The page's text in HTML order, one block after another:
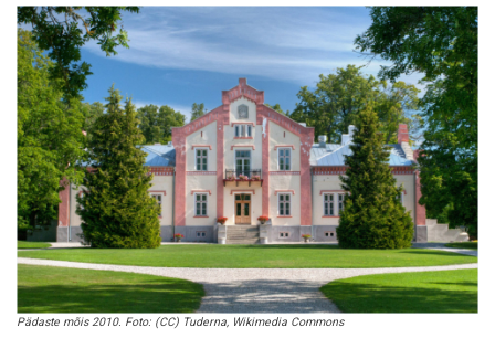
mis
troonivad
tipus
Pädaste mõis 2010. Foto: (CC) Tuderna, Wikimedia Commons